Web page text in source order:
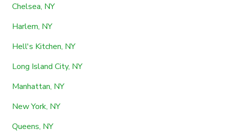
Chelsea, NY
Harlem, NY
Hell's Kitchen, NY
Long Island City, NY
Manhattan, NY
New York, NY
Queens, NY